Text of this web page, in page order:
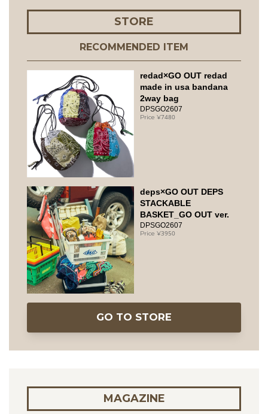
STORE
RECOMMENDED ITEM
redad×GO OUT redad
made in usa bandana
2way bag
DPSGO2607
7480
deps×GO OUT DEPS
STACKABLE
BASKET_GO OUT ver.
DPSGO2607
3950
GO TO STORE
MAGAZINE